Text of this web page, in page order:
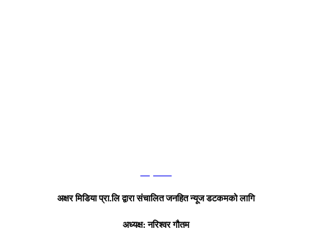
अक्षर मिडिया प्रा.लि द्वारा संचालित जनहित न्यूज डटकमको लागि
अध्यक्ष: नरिश्वर गौतम